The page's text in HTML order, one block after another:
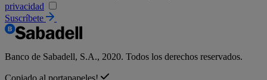
privacidad
Suscríbete
Banco de Sabadell, S.A., 2020. Todos los derechos reservados.
Copiado al portapapeles!